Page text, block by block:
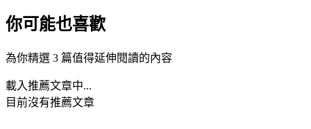
你可能也喜歡
為你精選 3 篇值得延伸閱讀的內容
載入推薦文章中...
目前沒有推薦文章